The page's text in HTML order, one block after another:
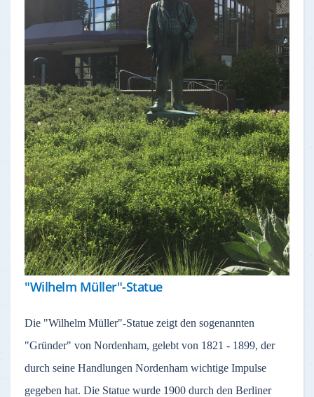
"Wilhelm Müller"-Statue
Die "Wilhelm Müller"-Statue zeigt den sogenannten
"Gründer" von Nordenham, gelebt von 1821 - 1899, der
durch seine Handlungen Nordenham wichtige Impulse
gegeben hat. Die Statue wurde 1900 durch den Berliner